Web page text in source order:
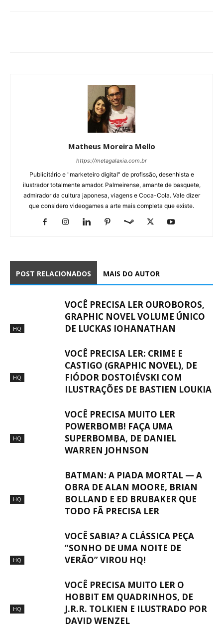
Matheus Moreira Mello
https://metagalaxia.com.br
Publicitário e "marketeiro digital" de profissão, desenhista e
ilustrador totalmente amador. Palmeirense, amante de basquete,
admirador da cultura japonesa, viagens e Coca-Cola. Vale dizer
que considero videogames a arte mais completa que existe.
POST RELACIONADOS MAIS DO AUTOR
HQ
VOCÊ PRECISA LER OUROBOROS,
GRAPHIC NOVEL VOLUME ÚNICO
DE LUCKAS IOHANATHAN
HQ
VOCÊ PRECISA LER: CRIME E
CASTIGO (GRAPHIC NOVEL), DE
FIÓDOR DOSTOIÉVSKI COM
ILUSTRAÇÕES DE BASTIEN LOUKIA
HQ
VOCÊ PRECISA MUITO LER
POWERBOMB! FAÇA UMA
SUPERBOMBA, DE DANIEL
WARREN JOHNSON
HQ
BATMAN: A PIADA MORTAL — A
OBRA DE ALAN MOORE, BRIAN
BOLLAND E ED BRUBAKER QUE
TODO FÃ PRECISA LER
HQ
VOCÊ SABIA? A CLÁSSICA PEÇA
“SONHO DE UMA NOITE DE
VERÃO” VIROU HQ!
HQ
VOCÊ PRECISA MUITO LER O
HOBBIT EM QUADRINHOS, DE
J.R.R. TOLKIEN E ILUSTRADO POR
DAVID WENZEL